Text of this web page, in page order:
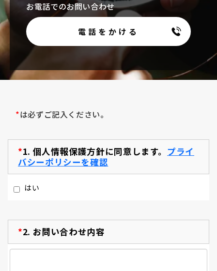
お電話でのお問い合わせ
電話をかける
*は必ずご記入ください。
*1. 個人情報保護方針に同意します。 プライ
バシーポリシーを確認
はい
*2. お問い合わせ内容